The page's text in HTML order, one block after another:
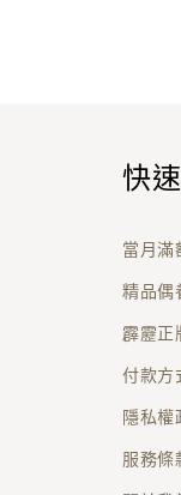
快
當月滿
精品偶
霹靂正
付款方
隱私權
服務條